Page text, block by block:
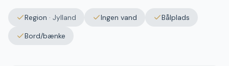
billede
Ingen fil valgt
Region · Jylland Ingen vand
Bålplads
Bord/bænke